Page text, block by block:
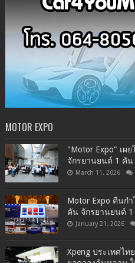
MOTOR EXPO
"Motor Expo" เผ
จักรยานยนต์ 1 คัน
March 11, 2026
Motor Expo คืนก
คัน จักรยานยนต์
January 21, 2026
Xpeng ประเทศไ